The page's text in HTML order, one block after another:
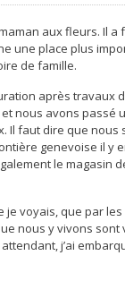
aux fleurs. Il a
une place plus
de famille.
après travaux
et nous avons passé
Il faut dire que nous
genevoise il y
le magasin
je voyais, que par
nous y vivons
j’ai